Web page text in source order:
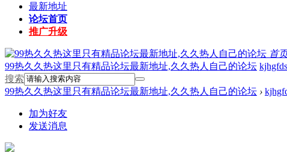
最新地址
论坛首页
推广升级
首
99热久久热这里只有精品论坛最新地址,久久热人自己的论坛
搜索
99热久久热这里只有精品论坛最新地址,久久热人自己的论坛 ›
加为好友
发送消息